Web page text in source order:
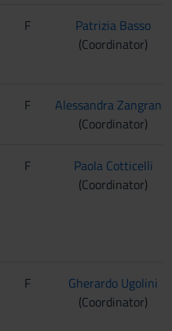
F
Patrizia Basso
(Coordinator)
F
Alessandra Zangrandi
(Coordinator)
F
Paola Cotticelli
(Coordinator)
F
Gherardo Ugolini
(Coordinator)